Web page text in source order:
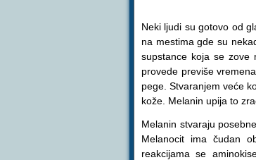
Neki ljudi su gotovo od
na mestima gde su
supstance koja se zove
provede previše
pege. Stvaranjem veće
kože. Melanin upija to
Melanin stvaraju
Melanocit ima čudan
reakcijama se